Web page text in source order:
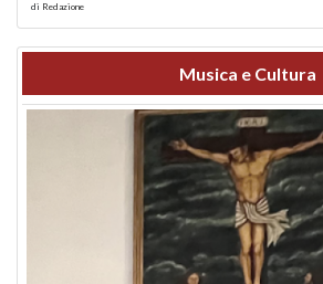
di Redazione
Musica e Cultura